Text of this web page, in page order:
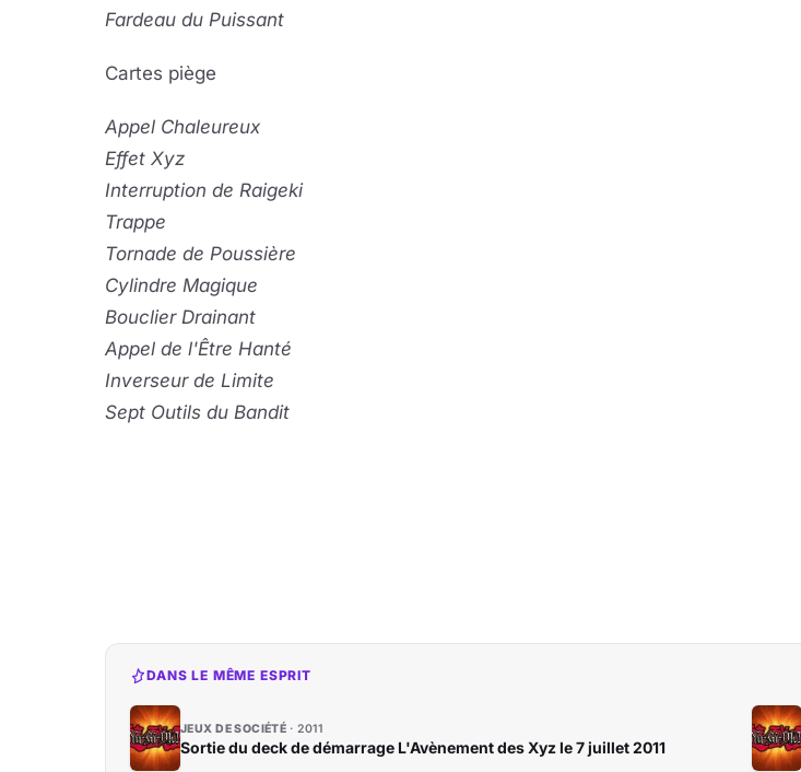
Fardeau du Puissant
Cartes piège
Appel Chaleureux
Effet Xyz
Interruption de Raigeki
Trappe
Tornade de Poussière
Cylindre Magique
Bouclier Drainant
Appel de l'Être Hanté
Inverseur de Limite
Sept Outils du Bandit
DANS LE MÊME ESPRIT
JEUX DE SOCIÉTÉ 2011
Sortie du deck de démarrage L'Avènement des Xyz le 7 juillet 2011